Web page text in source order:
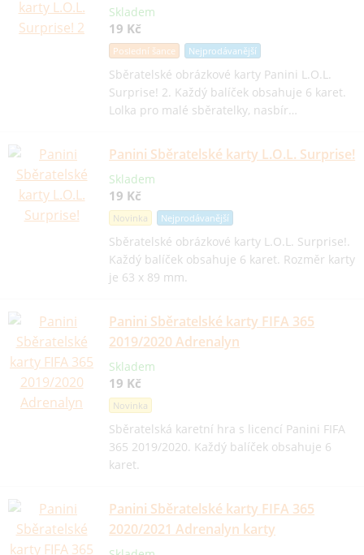
Skladem
19 Kč
Poslední šance Nejprodávanější
Sběratelské obrázkové karty Panini L.O.L.
Surprise! 2. Každý balíček obsahuje 6 karet.
Lolka pro malé sběratelky, nasbír…
Panini Sběratelské karty L.O.L. Surprise!
Skladem
19 Kč
Novinka Nejprodávanější
Sběratelské obrázkové karty L.O.L. Surprise!.
Každý balíček obsahuje 6 karet. Rozměr karty
je 63 x 89 mm.
Panini Sběratelské karty FIFA 365
2019/2020 Adrenalyn
Skladem
19 Kč
Novinka
Sběratelská karetní hra s licencí Panini FIFA
365 2019/2020. Každý balíček obsahuje 6
karet.
Panini Sběratelské karty FIFA 365
2020/2021 Adrenalyn karty